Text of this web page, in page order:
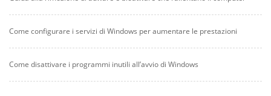
Come configurare i servizi di Windows per aumentare le prestazioni
Come disattivare i programmi inutili all’avvio di Windows